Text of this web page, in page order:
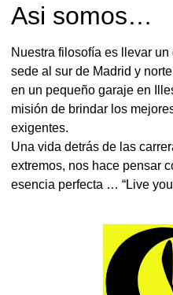
Asi somos…
Nuestra filosofía es llevar
sede al sur de Madrid y
en un pequeño garaje en
misión de brindar los
exigentes.
Una vida detrás de las
extremos, nos hace pensar
esencia perfecta … “Live